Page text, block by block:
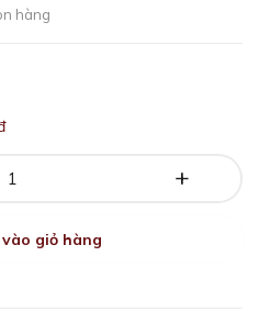
hàng
+
vào giỏ hàng